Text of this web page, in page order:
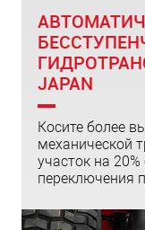
JAPAN
Косите более
механической
участок на
переключения